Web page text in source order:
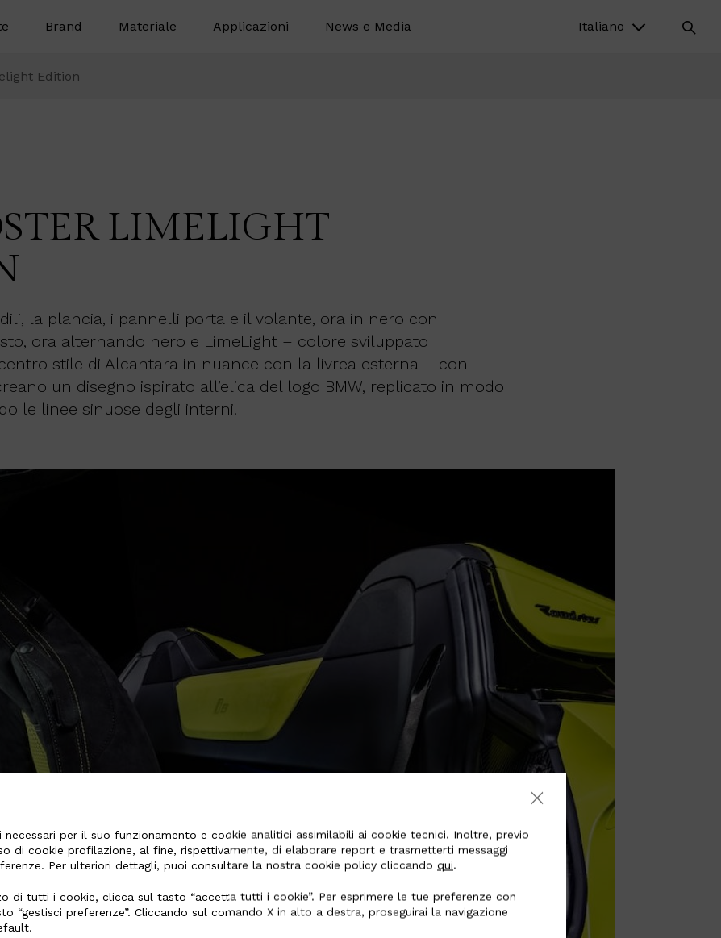
Brand Materiale Applicazioni News e Media Italiano
Edition
LIMELIGHT
la plancia, i pannelli porta e il volante, ora in nero con
ora alternando nero e LimeLight – colore sviluppato
stile di Alcantara in nuance con la livrea esterna – con
un disegno ispirato all’elica del logo BMW, replicato in modo
le linee sinuose degli interni.
per il suo funzionamento e cookie analitici assimilabili ai cookie tecnici. Inoltre, previo
di cookie profilazione, al fine, rispettivamente, di elaborare report e trasmetterti messaggi
Per ulteriori dettagli, puoi consultare la nostra cookie policy cliccando qui.
di tutti i cookie, clicca sul tasto “accetta tutti i cookie”. Per esprimere le tue preferenze con
“gestisci preferenze”. Cliccando sul comando X in alto a destra, proseguirai la navigazione